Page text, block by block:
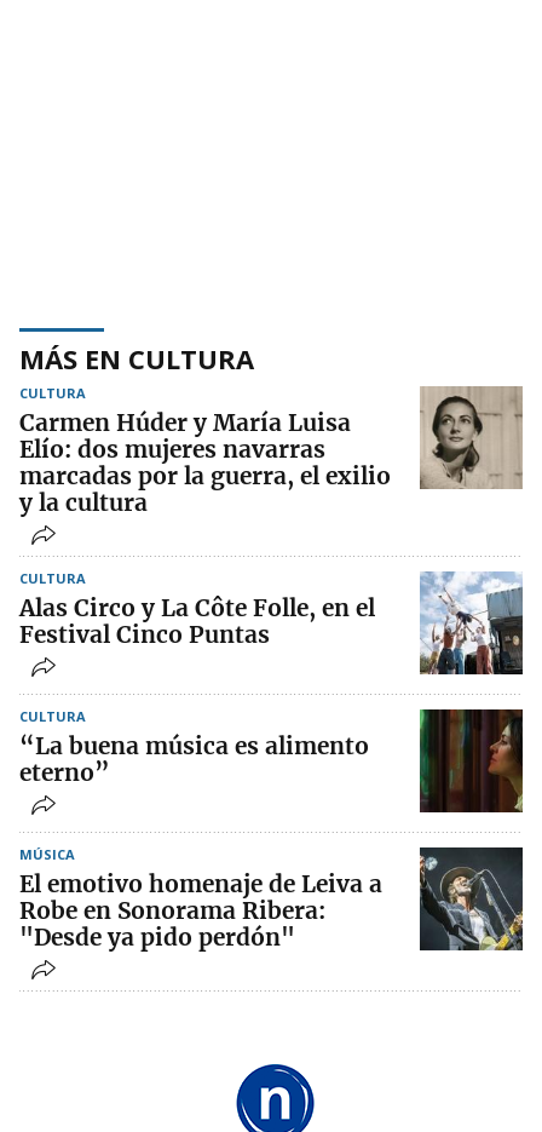
MÁS EN CULTURA
CULTURA
Carmen Húder y María Luisa
Elío: dos mujeres navarras
marcadas por la guerra, el exilio
y la cultura
CULTURA
Alas Circo y La Côte Folle, en el
Festival Cinco Puntas
CULTURA
“La buena música es alimento
eterno”
MÚSICA
El emotivo homenaje de Leiva a
Robe en Sonorama Ribera:
"Desde ya pido perdón"